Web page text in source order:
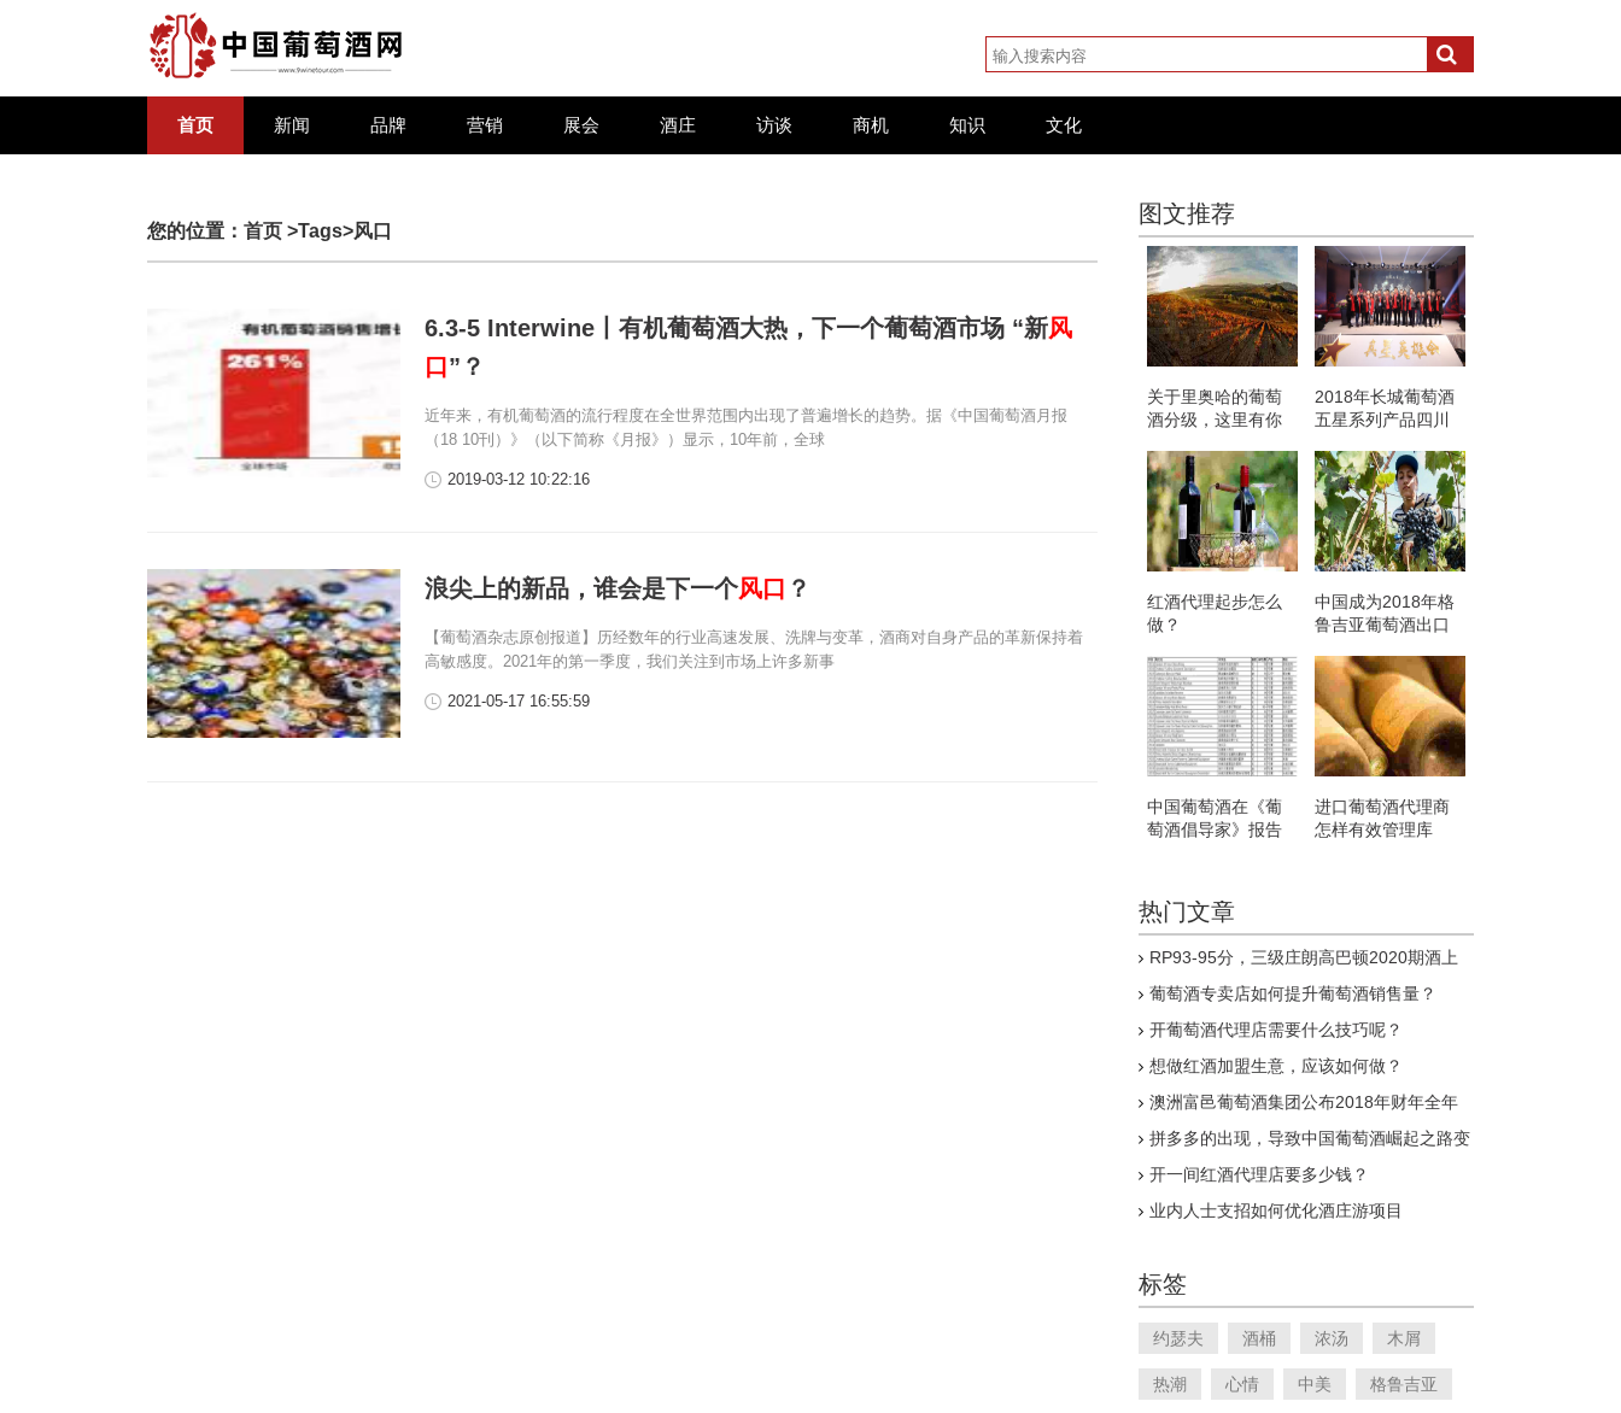
首页 新闻 品牌 营销 展会 酒庄 访谈 商机 知识 文化
您的位置： 首页 >Tags>风口
6.3-5 Interwine丨有机葡萄酒大热，下一个葡萄酒市场 “新风
口”？
近年来，有机葡萄酒的流行程度在全世界范围内出现了普遍增长的趋势。据《中国葡萄酒月报
（18 10刊）》（以下简称《月报》）显示，10年前，全球
2019-03-12 10:22:16
浪尖上的新品，谁会是下一个风口 ？
【葡萄酒杂志原创报道】历经数年的行业高速发展、洗牌与变革，酒商对自身产品的革新保持着
高敏感度。2021年的第一季度，我们关注到市场上许多新事
2021-05-17 16:55:59
图文推荐
关于里奥哈的葡萄
酒分级，这里有你
2018年长城葡萄酒
五星系列产品四川
红酒代理起步怎么
做？
中国成为2018年格
鲁吉亚葡萄酒出口
中国葡萄酒在《葡
萄酒倡导家》报告
进口葡萄酒代理商
怎样有效管理库
热门文章
RP93-95分，三级庄朗高巴顿2020期酒上
葡萄酒专卖店如何提升葡萄酒销售量？
开葡萄酒代理店需要什么技巧呢？
想做红酒加盟生意，应该如何做？
澳洲富邑葡萄酒集团公布2018年财年全年
拼多多的出现，导致中国葡萄酒崛起之路变
开一间红酒代理店要多少钱？
业内人士支招如何优化酒庄游项目
标签
约瑟夫 酒桶 浓汤 木屑
热潮 心情 中美 格鲁吉亚